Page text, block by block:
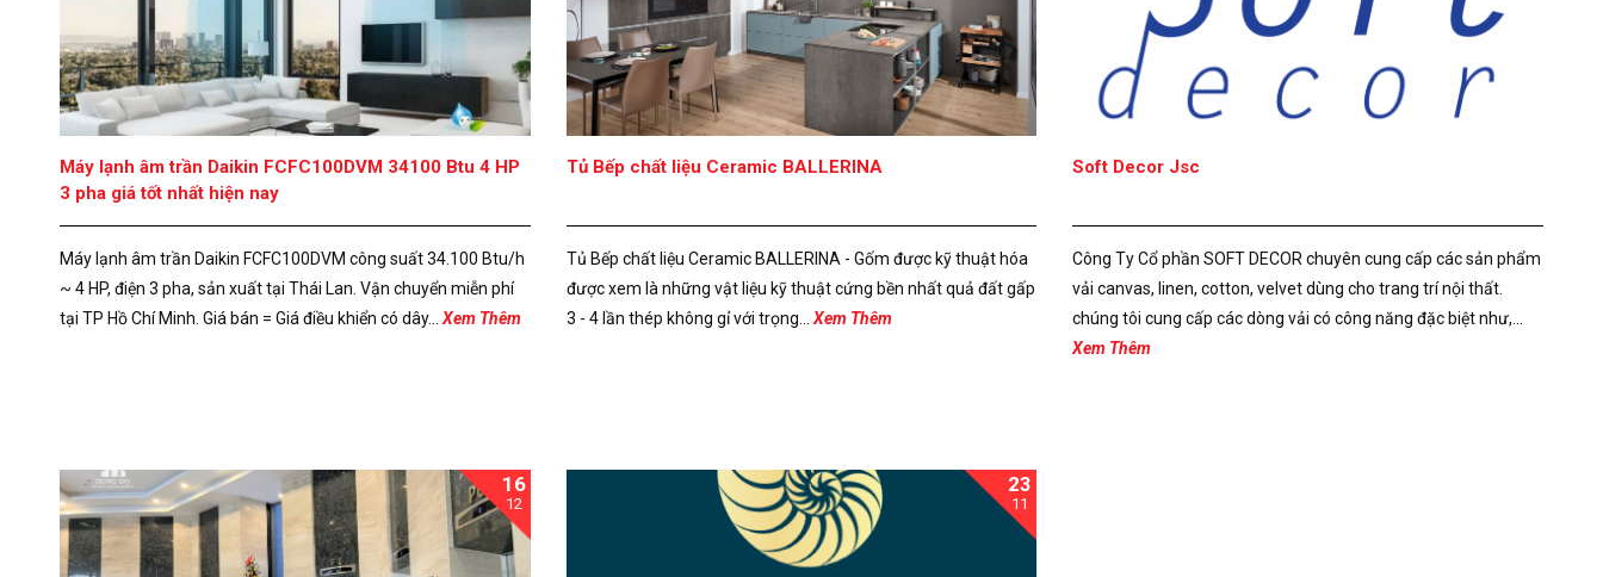
Máy lạnh âm trần Daikin FCFC100DVM 34100 Btu 4 HP
3 pha giá tốt nhất hiện nay
Máy lạnh âm trần Daikin FCFC100DVM công suất 34.100 Btu/h
~ 4 HP, điện 3 pha, sản xuất tại Thái Lan. Vận chuyển miễn phí
tại TP Hồ Chí Minh. Giá bán = Giá điều khiển có dây... Xem Thêm
Tủ Bếp chất liệu Ceramic BALLERINA
Tủ Bếp chất liệu Ceramic BALLERINA - Gốm được kỹ thuật hóa
được xem là những vật liệu kỹ thuật cứng bền nhất quả đất gấp
3 - 4 lần thép không gỉ với trọng... Xem Thêm
Soft Decor Jsc
Công Ty Cổ phần SOFT DECOR chuyên cung cấp các sản phẩm
vải canvas, linen, cotton, velvet dùng cho trang trí nội thất.
chúng tôi cung cấp các dòng vải có công năng đặc biệt như,...
Xem Thêm
16
12
23
11